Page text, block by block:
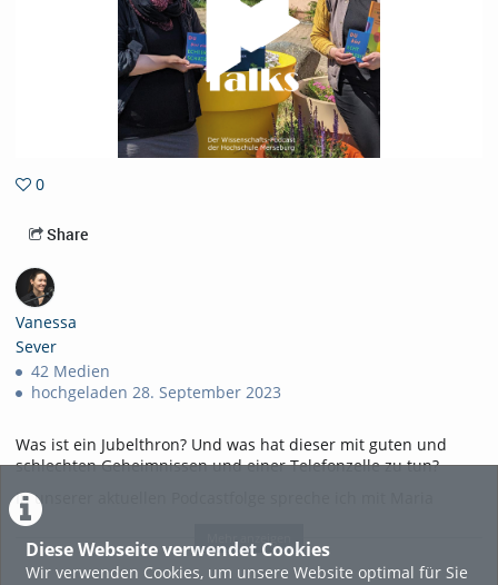
Diese Webseite verwendet Cookies
Wir verwenden Cookies, um unsere Website optimal für Sie
0
Share
Vanessa
Sever
42 Medien
hochgeladen 28. September 2023
Was ist ein Jubelthron? Und was hat dieser mit guten und
schlechten Geheimnissen und einer Telefonzelle zu tun?
In unserer aktuellen Podcastfolge spreche ich mit Maria
Urban und Sandra Commichau über die interaktiven PETZE
Ausstellungen, die wir für Schulen und Bildungseinrichtungen
anbieten. Wir beleuchten die vielfältigen Bildungs- und
Mehr anzeigen